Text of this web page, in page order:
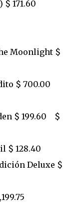
171.60
Moonlight $
$ 700.00
$ 199.60 $
$ 128.40
Deluxe $